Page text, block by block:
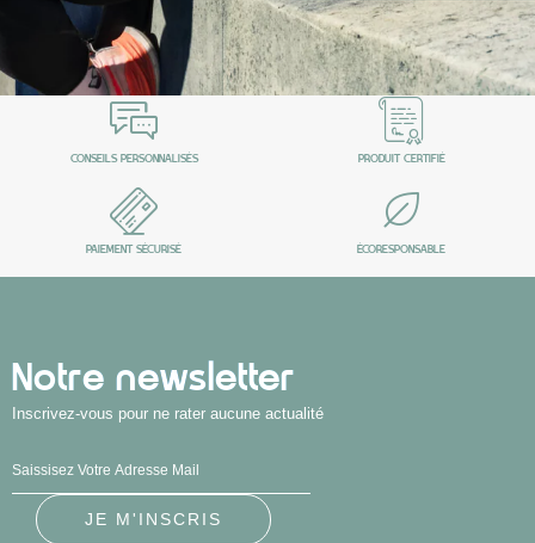
ÉCORESPONSABLE
PRODUIT CERTIFIÉ
PAIEMENT SÉCURISÉ
CONSEILS PERSONNALISÉS
Notre newsletter
Inscrivez-vous pour ne rater aucune actualité